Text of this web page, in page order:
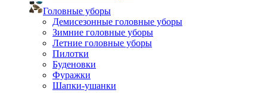
Головные уборы
Демисезонные головные уборы
Зимние головные уборы
Летние головные уборы
Пилотки
Буденовки
Фуражки
Шапки-ушанки